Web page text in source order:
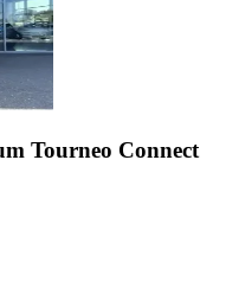
Tourneo Connect